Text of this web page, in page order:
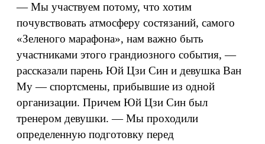
— Мы участвуем потому, что хотим
почувствовать атмосферу состязаний, самого
«Зеленого марафона», нам важно быть
участниками этого грандиозного события, —
рассказали парень Юй Цзи Син и девушка Ван
Му — спортсмены, прибывшие из одной
организации. Причем Юй Цзи Син был
тренером девушки. — Мы проходили
определенную подготовку перед